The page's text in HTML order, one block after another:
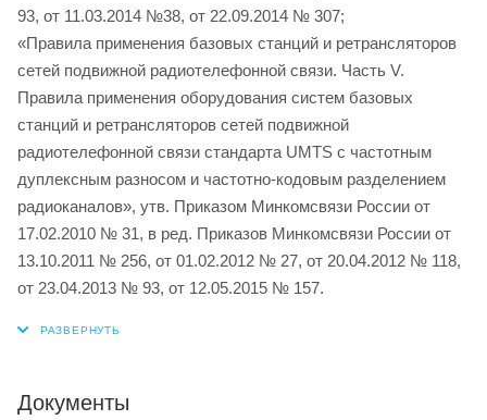
93, от 11.03.2014 №38, от 22.09.2014 № 307;
«Правила применения базовых станций и ретрансляторов
сетей подвижной радиотелефонной связи. Часть V.
Правила применения оборудования систем базовых
станций и ретрансляторов сетей подвижной
радиотелефонной связи стандарта UMTS с частотным
дуплексным разносом и частотно-кодовым разделением
радиоканалов», утв. Приказом Минкомсвязи России от
17.02.2010 № 31, в ред. Приказов Минкомсвязи России от
13.10.2011 № 256, от 01.02.2012 № 27, от 20.04.2012 № 118,
от 23.04.2013 № 93, от 12.05.2015 № 157.
Документы